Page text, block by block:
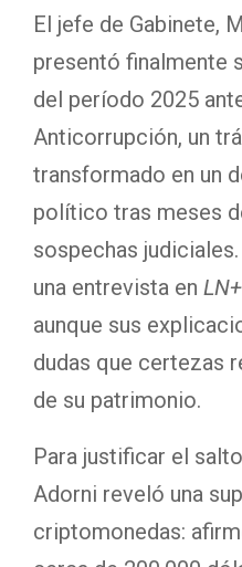
El jefe de Gabinete,
presentó finalmente
del período 2025
Anticorrupción, un
transformado en un
político tras meses
sospechas
una entrevista en LN+
aunque sus
dudas que certezas
de su patrimonio.
Para justificar el
Adorni reveló una
criptomonedas: